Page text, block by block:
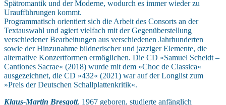
Spätromantik und der Moderne, wodurch es immer wieder zu
Uraufführungen kommt.
Programmatisch orientiert sich die Arbeit des Consorts an der
Textauswahl und agiert vielfach mit der Gegenüberstellung
verschiedener Bearbeitungen aus verschiedenen Jahrhunderten
sowie der Hinzunahme bildnerischer und jazziger Elemente, die
alternative Konzertformen ermöglichen. Die CD »Samuel Scheidt –
Cantiones Sacrae« (2018) wurde mit dem »Choc de Classica«
ausgezeichnet, die CD »432« (2021) war auf der Longlist zum
»Preis der Deutschen Schallplattenkritik«.
Klaus-Martin Bresgott, 1967 geboren, studierte anfänglich